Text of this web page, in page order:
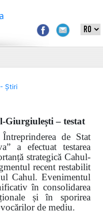
Știri
Giurgiulești – testat
de Stat
a efectuat testarea
strategică Cahul-
recent restabilit
Cahul. Evenimentul
în consolidarea
și în sporirea
de mediu.